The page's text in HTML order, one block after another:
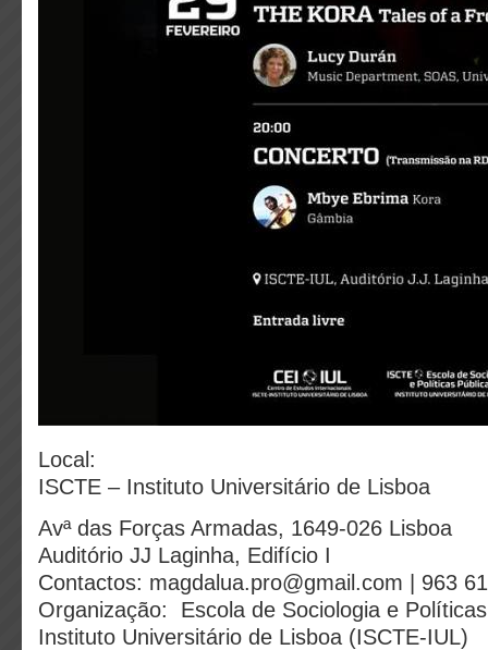
Local:
ISCTE – Instituto Universitário de Lisboa
Avª das Forças Armadas, 1649-026 Lisboa
Auditório JJ Laginha, Edifício I
Contactos: magdalua.pro@gmail.com | 963
Organização: Escola de Sociologia e
Instituto Universitário de Lisboa (ISCTE-IUL)